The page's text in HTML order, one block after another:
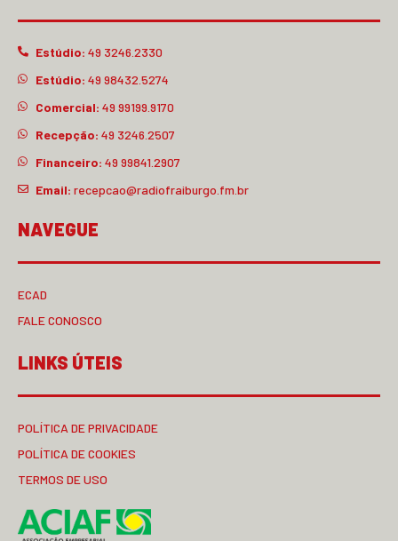
Estúdio: 49 3246.2330
Estúdio: 49 98432.5274
Comercial: 49 99199.9170
Recepção: 49 3246.2507
Financeiro: 49 99841.2907
Email: recepcao@radiofraiburgo.fm.br
NAVEGUE
ECAD
FALE CONOSCO
LINKS ÚTEIS
POLÍTICA DE PRIVACIDADE
POLÍTICA DE COOKIES
TERMOS DE USO